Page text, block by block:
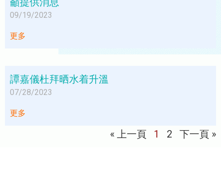
09/19/2023
更多
譚嘉儀杜拜晒水着升溫
07/28/2023
更多
« 上一頁 1 2 下一頁 »